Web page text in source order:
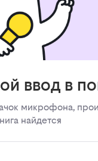
ввод в
микрофона,
найдется